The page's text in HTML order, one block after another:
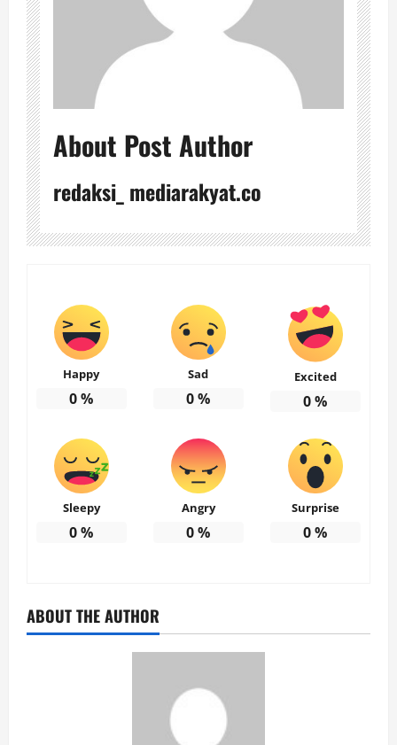
About Post Author
redaksi_ mediarakyat.co
Happy
0%
Sad
0%
Excited
0%
Sleepy
0%
Angry
0%
Surprise
0%
ABOUT THE AUTHOR